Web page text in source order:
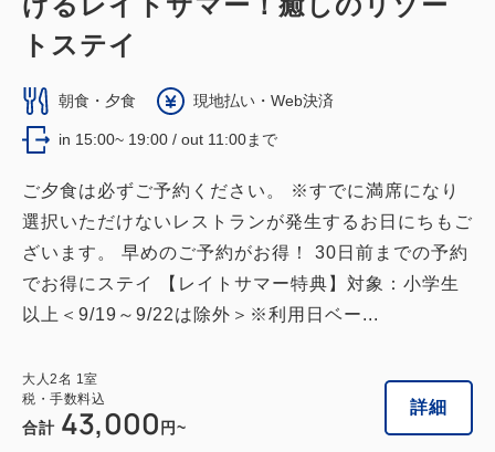
トステイ
朝食・夕食 現地払い・Web決済
in 15:00~ 19:00 / out 11:00まで
ご夕食は必ずご予約ください。 ※すでに満席になり
選択いただけないレストランが発生するお日にちもご
ざいます。 早めのご予約がお得！ 30日前までの予約
でお得にステイ 【レイトサマー特典】対象：小学生
以上＜9/19～9/22は除外＞※利用日ベー...
大人2名 1室
税・手数料込
合計 43,000 円~
詳細